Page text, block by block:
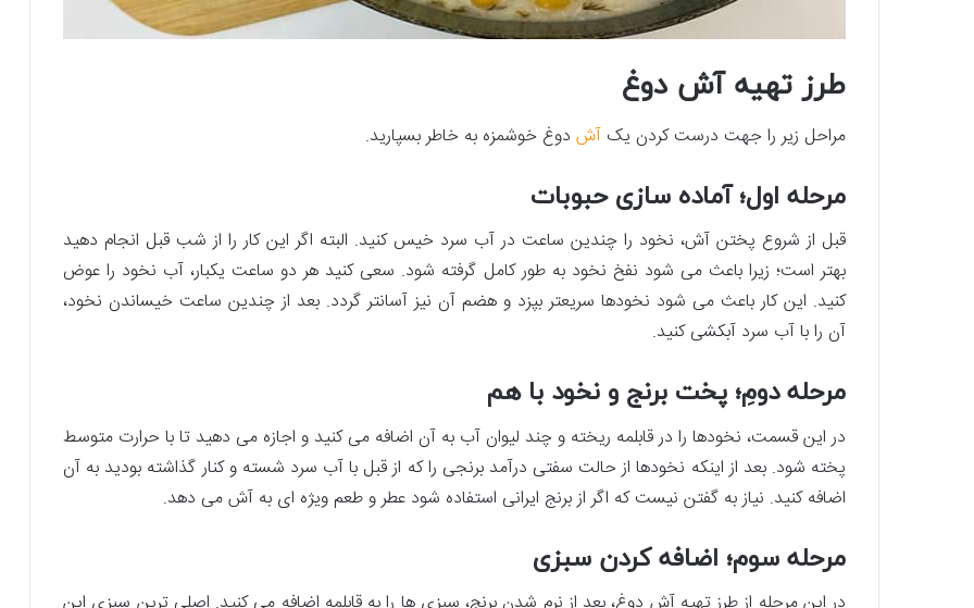
طرز تهیه آش دوغ
مراحل زیر را جهت درست کردن یک آش دوغ خوشمزه به خاطر بسپارید.
مرحله اول؛‌ آماده ­سازی حبوبات
قبل از شروع پختن آش، نخود را چندین ساعت در آب سرد خیس کنید. البته اگر این کار را از شب قبل انجام دهید
بهتر است؛ زیرا باعث می­ شود نفخ نخود به طور کامل گرفته شود. سعی کنید هر دو ساعت یک­بار، آب نخود را عوض
کنید. این کار باعث می­ شود نخودها سریع­تر بپزد و هضم آن نیز آسان­تر گردد. بعد از چندین ساعت خیساندن نخود،
آن را با آب سرد آبکشی کنید.
مرحله دومِ؛‌ پخت برنج و نخود با هم
در این قسمت، نخودها را در قابلمه ریخته و چند لیوان آب به آن اضافه می­ کنید و اجازه می ­دهید تا با حرارت متوسط
پخته شود. بعد از این­که نخودها از حالت سفتی درآمد برنجی را که از قبل با آب سرد شسته و کنار گذاشته بودید به آن
اضافه کنید. نیاز به گفتن نیست که اگر از برنج ایرانی استفاده شود عطر و طعم ویژه­ ای به آش می ­دهد.
مرحله سوم؛‌ اضافه ­کردن سبزی